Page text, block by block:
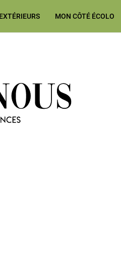
MON CÔTÉ ÉCOLO
Construction, rénovation &